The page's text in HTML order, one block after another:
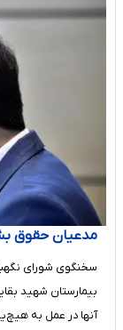
مدعیان حقوق
سخنگوی شورای
بیمارستان شهید
آنها در عمل به